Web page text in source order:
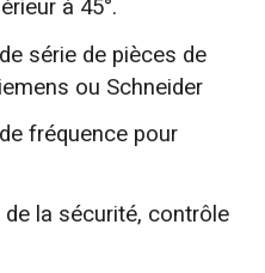
à 45°.
série de pièces de
ou Schneider
fréquence pour
la sécurité, contrôle